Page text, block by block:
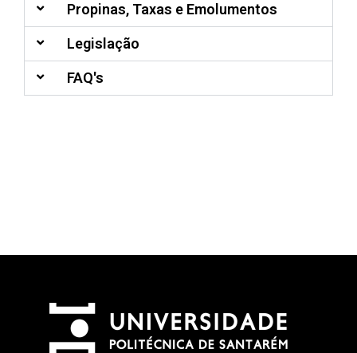
Propinas, Taxas e Emolumentos
Legislação
FAQ's